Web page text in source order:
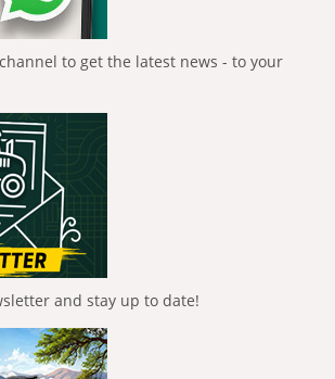
to get the latest news - to your
and stay up to date!